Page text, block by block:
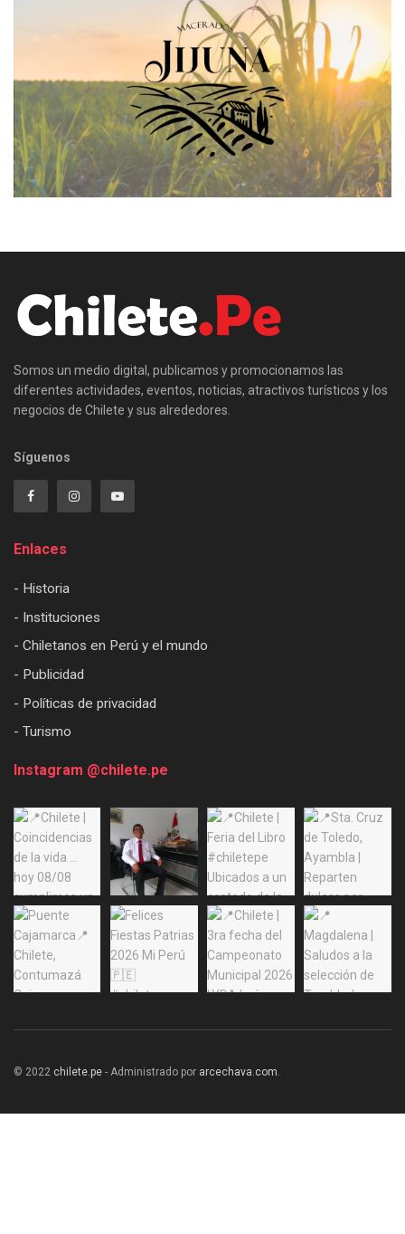
Somos un medio digital, publicamos y promocionamos las
diferentes actividades, eventos, noticias, atractivos turísticos y los
negocios de Chilete y sus alrededores.
Síguenos
Enlaces
- Historia
- Instituciones
- Chiletanos en Perú y el mundo
- Publicidad
- Políticas de privacidad
- Turismo
Instagram @chilete.pe
© 2022 chilete.pe - Administrado por arcechava.com